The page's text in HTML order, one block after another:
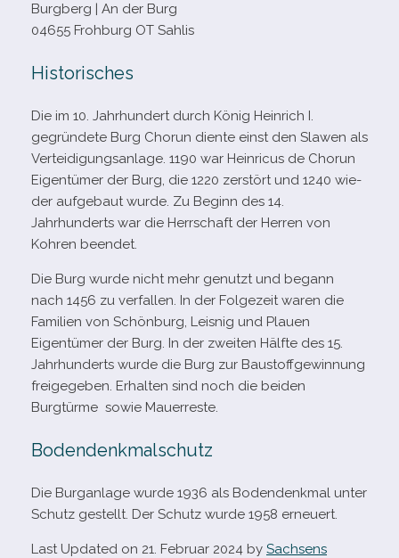
Burgberg | An der Burg
04655 Frohburg OT Sahlis
Historisches
Die im 10. Jahrhundert durch König Heinrich I.
gegrün­dete Burg Chorun diente einst den Slawen als
Verteidigungsanlage. 1190 war Heinricus de Chorun
Eigentümer der Burg, die 1220 zer­stört und 1240 wie­
der auf­ge­baut wurde. Zu Beginn des 14.
Jahrhunderts war die Herrschaft der Herren von
Kohren beendet.
Die Burg wurde nicht mehr genutzt und begann
nach 1456 zu ver­fal­len. In der Folgezeit waren die
Familien von Schönburg, Leisnig und Plauen
Eigentümer der Burg. In der zwei­ten Hälfte des 15.
Jahrhunderts wurde die Burg zur Baustoffgewinnung
frei­ge­ge­ben. Erhalten sind noch die bei­den
Burgtürme sowie Mauerreste.
Bodendenkmalschutz
Die Burganlage wurde 1936 als Bodendenkmal unter
Schutz gestellt. Der Schutz wurde 1958 erneuert.
Last Updated on 21. Februar 2024 by Sachsens